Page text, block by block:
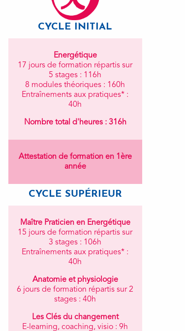
CYCLE INITIAL
Energétique
17 jours de formation répartis sur
5 stages : 116h
8 modules théoriques : 160h
Entraînements aux pratiques* :
40h
Nombre total d'heures : 316h
Attestation de formation en 1ère
année
CYCLE SUPÉRIEUR
Maître Praticien en Energétique
15 jours de formation répartis sur
3 stages : 106h
Entraînements aux pratiques* :
40h
Anatomie et physiologie
6 jours de formation répartis sur 2
stages : 40h
Les Clés du changement
E-learning, coaching, visio : 9h